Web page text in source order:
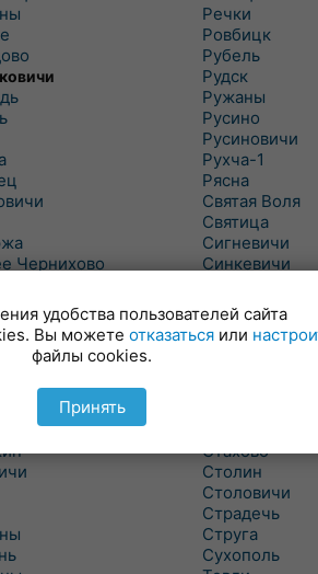
Чернихово
Лыщицы
Речки
Ровбицк
Рубель
Рудск
Ружаны
Русино
Русиновичи
Рухча-1
Рясна
Святая Воля
Святица
Сигневичи
Синкевичи
Снитово
Соколово
Сочивки
Стахово
Столин
Столовичи
Страдечь
Струга
Сухополь
удобства пользователей сайта
Вы можете отказаться или
файлы cookies.
Принять